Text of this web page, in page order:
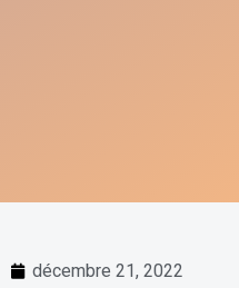
décembre 21, 2022